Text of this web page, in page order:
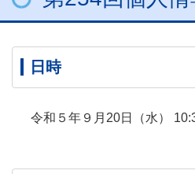
日時
令和５年９月20日（水）